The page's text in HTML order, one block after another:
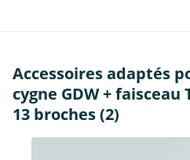
Accessoires adaptés
cygne GDW +
13 broches (2)